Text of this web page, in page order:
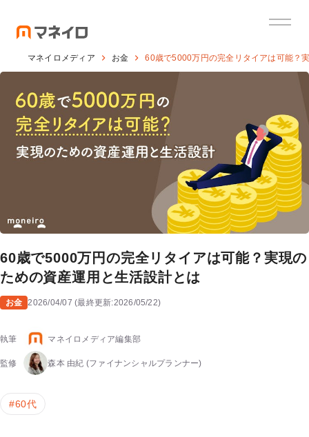
マネイロメディア お金 60歳で5000万円の完全リタイアは可能？
60歳で5000万円の完全リタイアは可能？実現の
ための資産運用と生活設計とは
お金 2026/04/07 (最終更新:2026/05/22)
執筆 マネイロメディア編集部
監修 森本 由紀 (ファイナンシャルプランナー)
#60代